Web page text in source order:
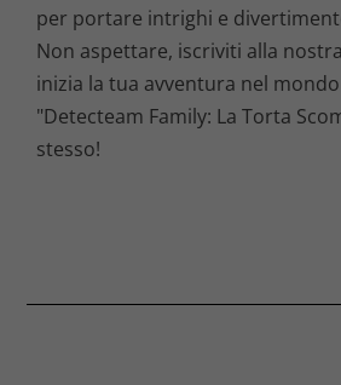
per portare intrighi e
Non aspettare, iscriviti alla
inizia la tua avventura nel
"Detecteam Family: La Torta
stesso!